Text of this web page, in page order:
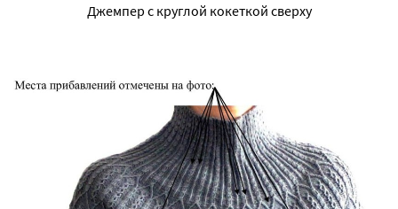
Джемпер с круглой кокеткой сверху